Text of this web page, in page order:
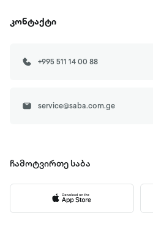
კონტაქტი
+995 511 14 00 88
service@saba.com.ge
ჩამოტვირთე საბა